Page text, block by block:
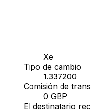
Xe
Tipo de cambio
1.337200
Comisión de
0 GBP
El destinatario